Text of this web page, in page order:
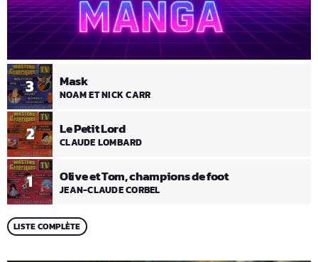
1 Olive et Tom, champions de foot
JEAN-CLAUDE CORBEL
2 Le Petit Lord
CLAUDE LOMBARD
3 Mask
NOAM ET NICK CARR
LISTE COMPLÈTE